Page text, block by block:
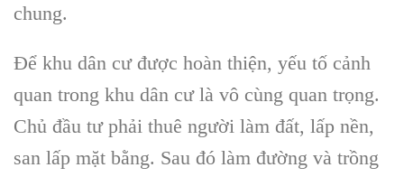
chung.
Để khu dân cư được hoàn thiện, yếu tố cảnh
quan trong khu dân cư là vô cùng quan trọng.
Chủ đầu tư phải thuê người làm đất, lấp nền,
san lấp mặt bằng. Sau đó làm đường và trồng